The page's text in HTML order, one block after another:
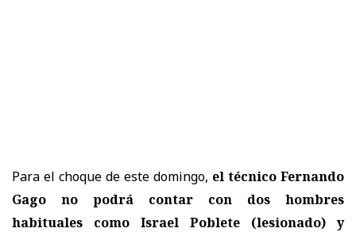
Para el choque de este domingo, el técnico Fernando
Gago no podrá contar con dos hombres
habituales
como Israel Poblete (lesionado) y